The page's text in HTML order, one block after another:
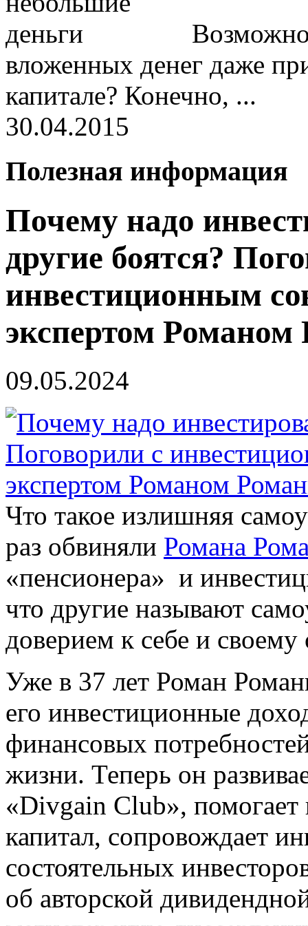
вложенных денег даже
капитале? Конечно, ...
30.04.2015
Полезная информация
Почему надо
другие боятся?
инвестиционным
экспертом
09.05.2024
Что такое излишняя
раз обвиняли Романа
«пенсионера» и
что другие называют
доверием к себе и своему
Уже в 37 лет Роман
его инвестиционные
финансовых
жизни. Теперь он
«Divgain Club»,
капитал, сопровождает
состоятельных
об авторской